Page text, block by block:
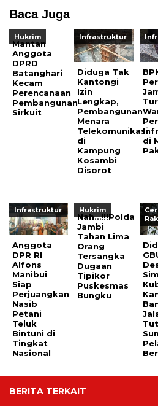
Baca Juga
Hukrim
Mantan
Anggota
DPRD
Batanghari
Kecam
Perencanaan
Pembangunan
Sirkuit
Infrastruktur
Diduga Tak
Kantongi
Izin
Lengkap,
Pembangunan
Menara
Telekomunikasi
di
Kampung
Kosambi
Disorot
di
Infrastruktur
Anggota
DPR RI
Alfons
Manibui
Siap
Perjuangkan
Nasib
Petani
Teluk
Bintuni di
Tingkat
Nasional
Hukrim
Nah…!!!Polda
Jambi
Tahan Lima
Orang
Tersangka
Dugaan
Tipikor
Puskesmas
Bungku
BERITA TERKAIT